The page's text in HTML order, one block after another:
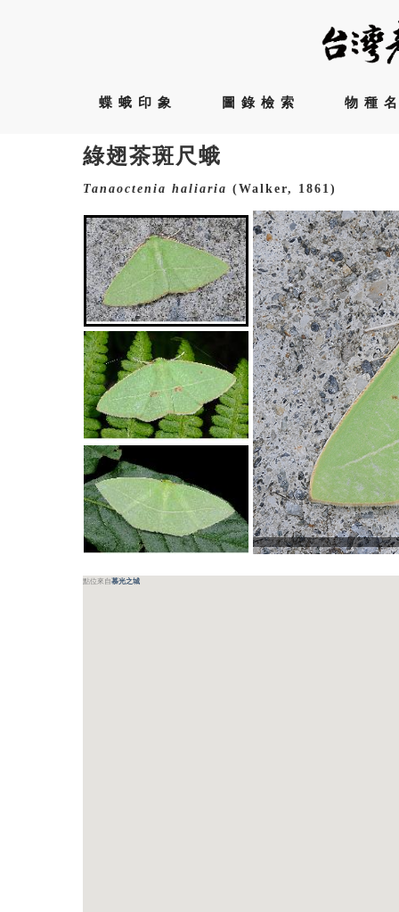
蝶蛾印象 圖錄檢索 物種
綠翅茶斑尺蛾
Tanaoctenia haliaria (Walker, 1861)
點位來自慕光之城